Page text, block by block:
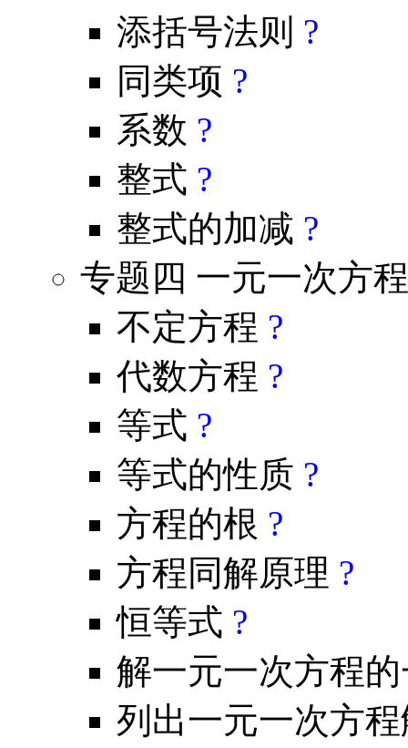
添括号法则 ?
同类项 ?
系数 ?
整式 ?
整式的加减 ?
专题四 一元一次方程
不定方程 ?
代数方程 ?
等式 ?
等式的性质 ?
方程的根 ?
方程同解原理 ?
恒等式 ?
解一元一次方程
列出一元一次方